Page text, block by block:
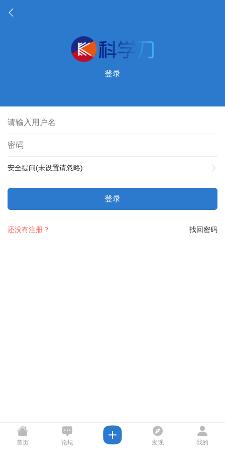
登录
安全提问(未设置请忽略)
登录
找回密码
还没有注册？
首页 论坛 发现 我的